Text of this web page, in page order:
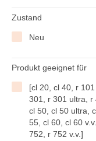
Zustand
Neu
Produkt geeignet für
[cl 20, cl 40, r
301, r 301 ultra, r
cl 50, cl 50 ultra,
55, cl 60, cl 60
752, r 752 v.v.]